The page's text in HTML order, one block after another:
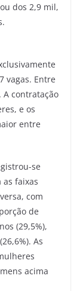
dos 2,9 mil,
vagas. Entre
A contratação
e os
entre
se
faixas
com
de
(29,5%),
As
acima